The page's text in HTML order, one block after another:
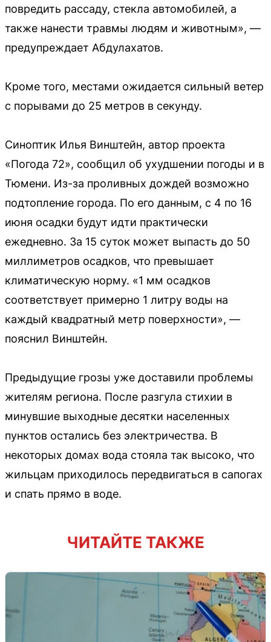
повредить рассаду, стекла автомобилей, а
также нанести травмы людям и животным», —
предупреждает Абдулахатов.
Кроме того, местами ожидается сильный ветер
с порывами до 25 метров в секунду.
Синоптик Илья Винштейн, автор проекта
«Погода 72», сообщил об ухудшении погоды и в
Тюмени. Из-за проливных дождей возможно
подтопление города. По его данным, с 4 по 16
июня осадки будут идти практически
ежедневно. За 15 суток может выпасть до 50
миллиметров осадков, что превышает
климатическую норму. «1 мм осадков
соответствует примерно 1 литру воды на
каждый квадратный метр поверхности», —
пояснил Винштейн.
Предыдущие грозы уже доставили проблемы
жителям региона. После разгула стихии в
минувшие выходные десятки населенных
пунктов остались без электричества. В
некоторых домах вода стояла так высоко, что
жильцам приходилось передвигаться в сапогах
и спать прямо в воде.
ЧИТАЙТЕ ТАКЖЕ